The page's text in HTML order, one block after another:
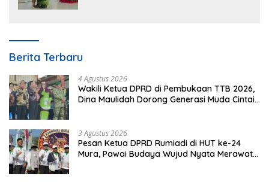
Berita Terbaru
4 Agustus 2026
Wakili Ketua DPRD di Pembukaan TTB 2026,
Dina Maulidah Dorong Generasi Muda Cintai
3 Agustus 2026
Pesan Ketua DPRD Rumiadi di HUT ke-24
Mura, Pawai Budaya Wujud Nyata Merawat